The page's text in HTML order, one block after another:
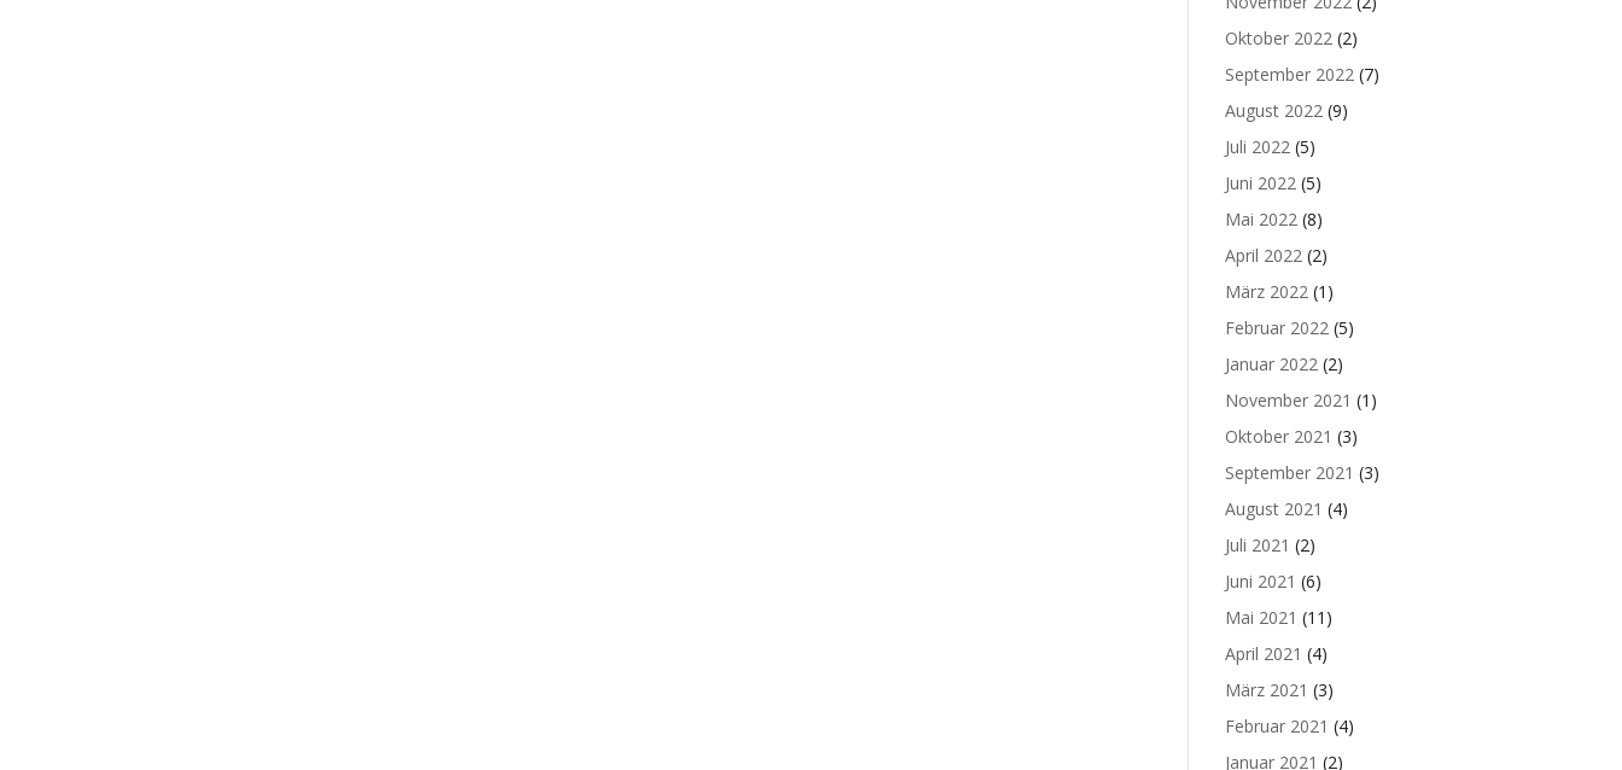
Oktober 2022 (2)
September 2022 (7)
August 2022 (9)
Juli 2022 (5)
Juni 2022 (5)
Mai 2022 (8)
April 2022 (2)
März 2022 (1)
Februar 2022 (5)
Januar 2022 (2)
November 2021 (1)
Oktober 2021 (3)
September 2021 (3)
August 2021 (4)
Juli 2021 (2)
Juni 2021 (6)
Mai 2021 (11)
April 2021 (4)
März 2021 (3)
Februar 2021 (4)
Januar 2021 (2)